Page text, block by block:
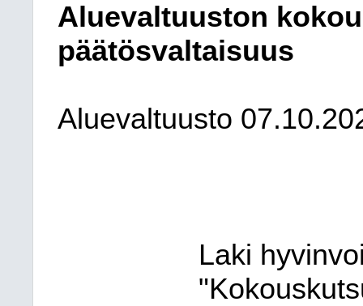
Aluevaltuuston
päätösvaltaisuus
Aluevaltuusto
Laki